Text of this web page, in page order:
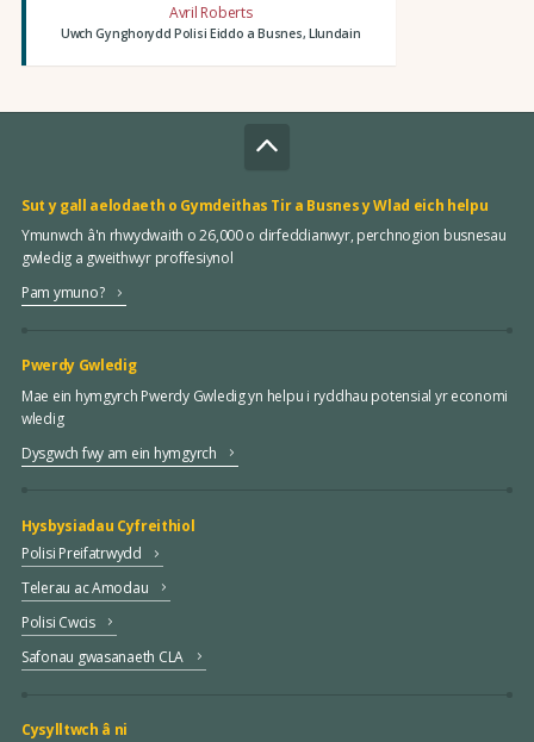
Avril Roberts
Uwch Gynghorydd Polisi Eiddo a Busnes, Llundain
Sut y gall aelodaeth o Gymdeithas Tir a Busnes y Wlad eich helpu
Ymunwch â'n rhwydwaith o 26,000 o dirfeddianwyr, perchnogion busnesau
gwledig a gweithwyr proffesiynol
Pam ymuno?
Pwerdy Gwledig
Mae ein hymgyrch Pwerdy Gwledig yn helpu i ryddhau potensial yr economi
wledig
Dysgwch fwy am ein hymgyrch
Hysbysiadau Cyfreithiol
Polisi Preifatrwydd
Telerau ac Amodau
Polisi Cwcis
Safonau gwasanaeth CLA
Cysylltwch â ni